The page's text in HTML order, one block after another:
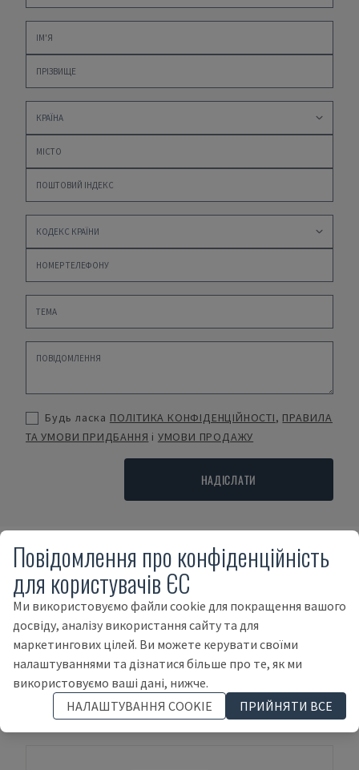
Будь ласка ПОЛІТИКА КОНФІДЕНЦІЙНОСТІ, ПРАВИЛА
ТА УМОВИ ПРИДБАННЯ і УМОВИ ПРОДАЖУ
НАДІСЛАТИ
Умови оплати
ОПЛАТА ЗАЗДАЛЕГІДЬ
Повідомлення про конфіденційність
для користувачів ЄС
Ми використовуємо файли cookie для покращення вашого
досвіду, аналізу використання сайту та для
маркетингових цілей. Ви можете керувати своїми
налаштуваннями та дізнатися більше про те, як ми
використовуємо ваші дані, нижче.
НАЛАШТУВАННЯ COOKIE
ПРИЙНЯТИ ВСЕ